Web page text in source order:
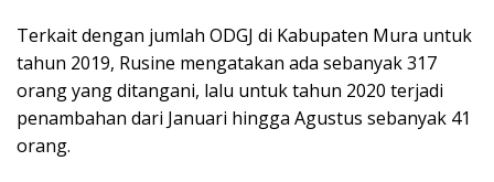
Terkait dengan jumlah ODGJ di Kabupaten Mura untuk
tahun 2019, Rusine mengatakan ada sebanyak 317
orang yang ditangani, lalu untuk tahun 2020 terjadi
penambahan dari Januari hingga Agustus sebanyak 41
orang.